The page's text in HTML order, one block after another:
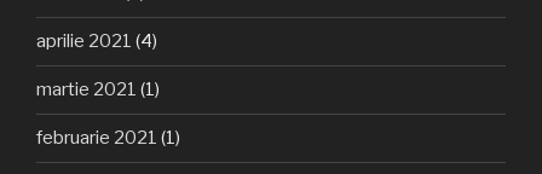
aprilie 2021 (4)
martie 2021 (1)
februarie 2021 (1)